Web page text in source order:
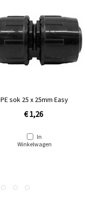
PE sok 25 x 25mm Easy
€ 1,26
In
Winkelwagen